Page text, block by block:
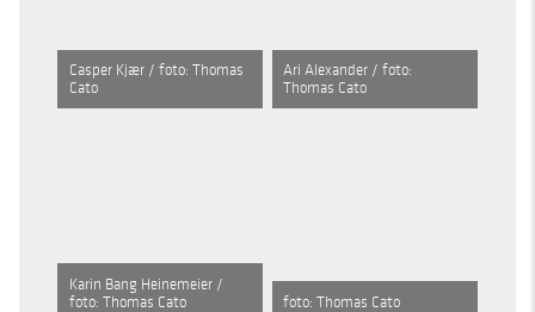
Casper Kjær / foto: Thomas
Cato
Ari Alexander / foto:
Thomas Cato
Karin Bang Heinemeier /
foto: Thomas Cato
foto: Thomas Cato